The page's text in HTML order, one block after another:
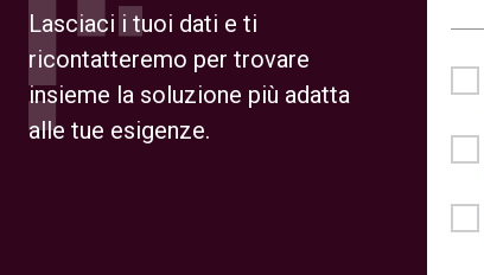
Lasciaci i tuoi dati e ti
ricontatteremo per trovare
insieme la soluzione più adatta
alle tue esigenze.